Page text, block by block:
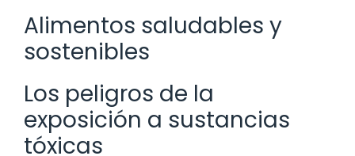
Alimentos saludables y
sostenibles
Los peligros de la
exposición a sustancias
tóxicas